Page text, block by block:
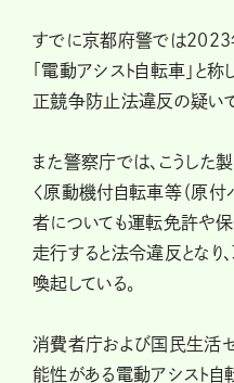
すでに京都府警では2023
「電動アシスト自転車」と
正競争防止法違反の疑い
また警察庁では、こうした
く原動機付自転車等（原付
者についても運転免許や
走行すると法令違反となり
喚起している。
消費者庁および国民生活セ
能性がある電動アシスト自